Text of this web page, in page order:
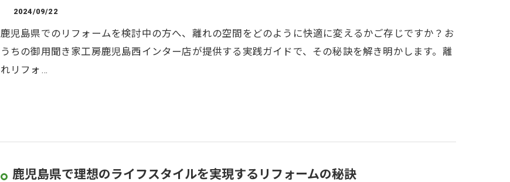
2024/09/22
鹿児島県でのリフォームを検討中の方へ、離れの空間をどのように快適に変えるかご存じですか？お
うちの御用聞き家工房鹿児島西インター店が提供する実践ガイドで、その秘訣を解き明かします。離
れリフォ…
鹿児島県で理想のライフスタイルを実現するリフォームの秘訣